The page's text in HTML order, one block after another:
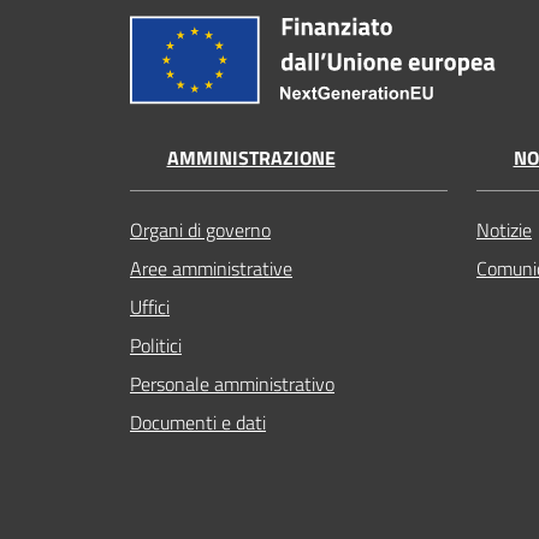
AMMINISTRAZIONE
Organi di governo
Aree amministrative
Uffici
Politici
Personale amministrativo
Documenti e dati
Notizie